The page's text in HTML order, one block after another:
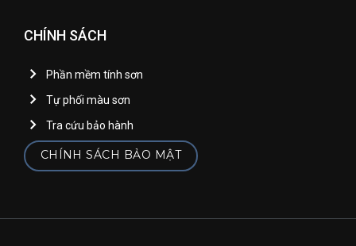
CHÍNH SÁCH
Phần mềm tính sơn
Tự phối màu sơn
Tra cứu bảo hành
CHÍNH SÁCH BẢO MẬT